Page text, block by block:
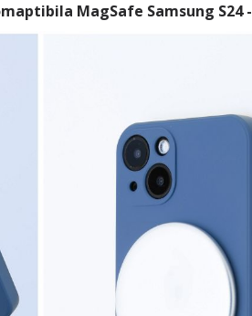
MagSafe Samsung S24